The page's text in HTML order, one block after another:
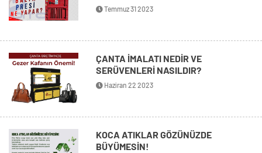
Temmuz 31 2023
ÇANTA İMALATI NEDİR VE
SERÜVENLERİ NASILDIR?
Haziran 22 2023
KOCA ATIKLAR GÖZÜNÜZDE
BÜYÜMESİN!